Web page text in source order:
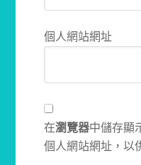
個人網站網址
在瀏覽器中儲存顯
個人網站網址，以